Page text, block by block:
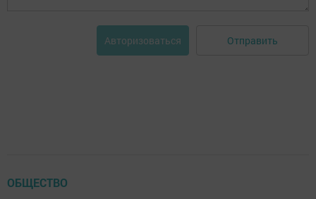
Авторизоваться Отправить
ОБЩЕСТВО